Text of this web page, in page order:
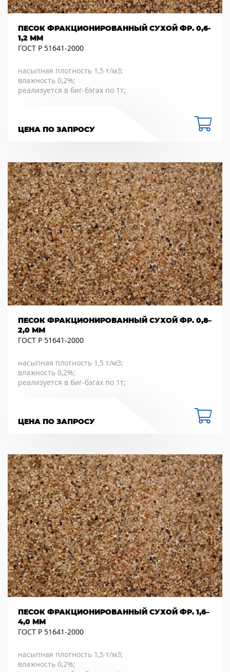
ПЕСОК ФРАКЦИОНИРОВАННЫЙ СУХОЙ ФР. 0,6-
1,2 ММ
ГОСТ Р 51641-2000
насыпная плотность 1,5 т/м3;
влажность 0,2%;
реализуется в биг-бэгах по 1т;
ЦЕНА ПО ЗАПРОСУ
ПЕСОК ФРАКЦИОНИРОВАННЫЙ СУХОЙ ФР. 0,8–
2,0 ММ
ГОСТ Р 51641-2000
насыпная плотность 1,5 т/м3;
влажность 0,2%;
реализуется в биг-бэгах по 1т;
ЦЕНА ПО ЗАПРОСУ
ПЕСОК ФРАКЦИОНИРОВАННЫЙ СУХОЙ ФР. 1,6–
4,0 ММ
ГОСТ Р 51641-2000
насыпная плотность 1,5 т/м3;
влажность 0,2%;